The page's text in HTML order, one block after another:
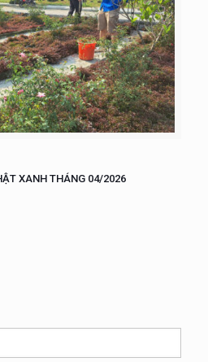
XANH THÁNG 04/2026